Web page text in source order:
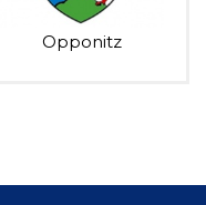
Opponitz